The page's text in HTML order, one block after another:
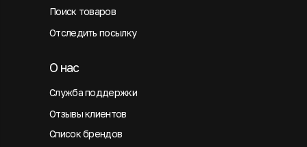
Поиск товаров
Отследить посылку
Служба поддержки
О нас
Отзывы клиентов
Список брендов